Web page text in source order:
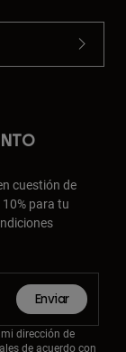
cuestión de
para tu
Enviar
dirección de
de acuerdo con